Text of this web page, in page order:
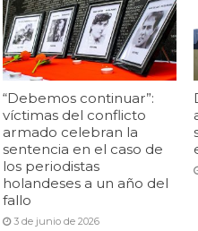
“Debemos continuar”:
víctimas del conflicto
armado celebran la
sentencia en el caso de
los periodistas
holandeses a un año del
fallo
3 de junio de 2026